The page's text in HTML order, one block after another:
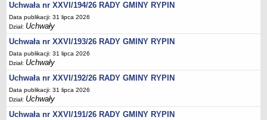
Ogłoszenia o naborze na wolne stanowiska urzędnicze
Lista kandydatów spełniających wymagania formalne w naborach na
wolne stanowiska urzędnicze
Wyniki naboru na wolne stanowiska urzędnicze
Petycje
Sygnaliści
Galeria
Raporty o stanie dostępności
Uchwała nr XXVI/194/26 RADY GMINY RYPIN
Data publikacji: 31 lipca 2026
Dział: Uchwały
Uchwała nr XXVI/193/26 RADY GMINY RYPIN
Data publikacji: 31 lipca 2026
Dział: Uchwały
Uchwała nr XXVI/192/26 RADY GMINY RYPIN
Data publikacji: 31 lipca 2026
Dział: Uchwały
Uchwała nr XXVI/191/26 RADY GMINY RYPIN